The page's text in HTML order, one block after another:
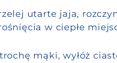
utarte jaja,
w ciepłe
mąki, wyłóż